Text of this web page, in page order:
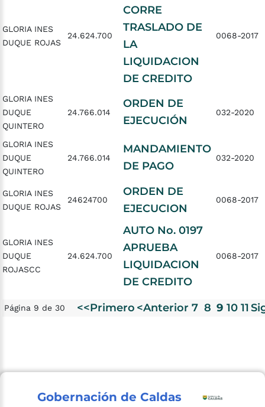
GLORIA INES
DUQUE ROJAS
24.624.700
CORRE
TRASLADO DE
LA
LIQUIDACION
DE CREDITO
0068-2017
GLORIA INES
DUQUE
QUINTERO
24.766.014
ORDEN DE
EJECUCIÓN
032-2020
GLORIA INES
DUQUE
QUINTERO
24.766.014
MANDAMIENTO
DE PAGO
032-2020
GLORIA INES
DUQUE ROJAS
24624700
ORDEN DE
EJECUCION
0068-2017
GLORIA INES
DUQUE
ROJASCC
24.624.700
AUTO No. 0197
APRUEBA
LIQUIDACION
DE CREDITO
0068-2017
Página 9 de 30 <<Primero <Anterior 7 8 9 10 11
Gobernación de Caldas